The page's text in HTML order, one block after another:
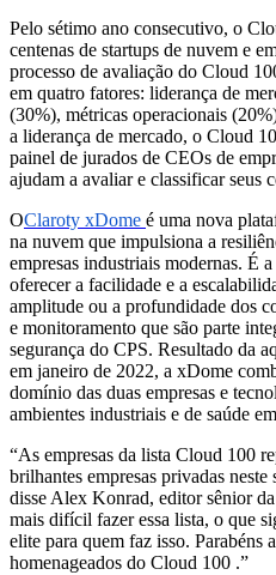
Pelo sétimo ano consecutivo, o
centenas de startups de nuvem e
processo de avaliação do Cloud
em quatro fatores: liderança de
(30%), métricas operacionais
a liderança de mercado, o Cloud
painel de jurados de CEOs de
ajudam a avaliar e classificar seus
OClaroty xDome é uma nova
na nuvem que impulsiona a
empresas industriais modernas. É
oferecer a facilidade e a
amplitude ou a profundidade dos
e monitoramento que são parte
segurança do CPS. Resultado da
em janeiro de 2022, a xDome
domínio das duas empresas e
ambientes industriais e de saúde
“As empresas da lista Cloud 100
brilhantes empresas privadas
disse Alex Konrad, editor sênior
mais difícil fazer essa lista, o que
elite para quem faz isso. Parabéns
homenageados do Cloud 100 .”